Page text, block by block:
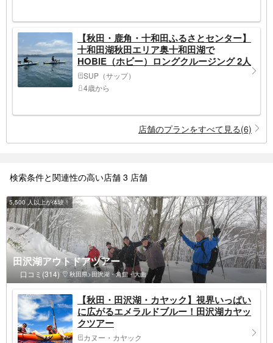
【秋田・鹿角・十和田ふるさとセンター】
十和田湖秋田エリア奥十和田湖で
HOBIE（ホビー）ロングクルージング 2人
乗り
SUP（サップ）
4歳から
店舗のプランをすべて見る(6)
検索条件と関連性の高い店舗 3 店舗
5,500 人以上が体験！
田沢湖アウトドアツアー
口コミ(314) 秋田県>田沢湖・角館・大曲
【秋田・田沢湖・カヤック】視界いっぱい
に広がるエメラルドブルー！田沢湖カヤッ
クツアー
カヌー・カヤック